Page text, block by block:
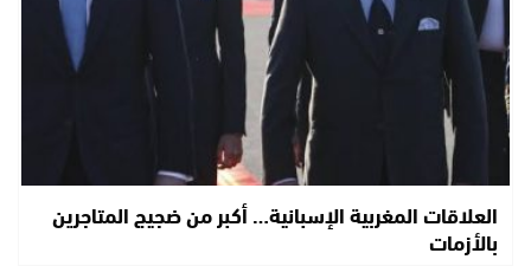
العلاقات المغربية الإسبانية… أكبر من ضجيج المتاجرين
بالأزمات